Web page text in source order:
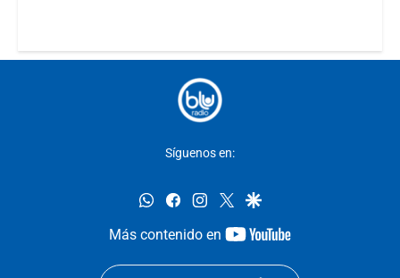
Síguenos en:
whatsappfacebookinstagram
twittergoogle
Más contenido en
youtube-